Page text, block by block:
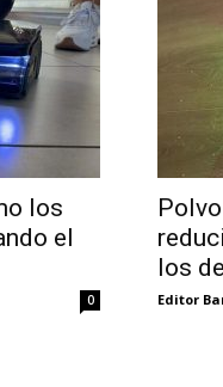
los
el
0
los
Editor